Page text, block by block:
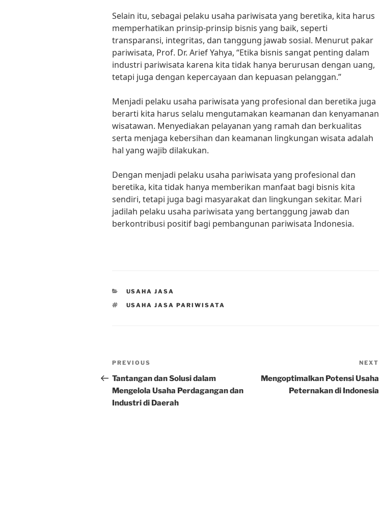
Selain itu, sebagai pelaku usaha pariwisata yang beretika, kita harus
memperhatikan prinsip-prinsip bisnis yang baik, seperti
transparansi, integritas, dan tanggung jawab sosial. Menurut pakar
pariwisata, Prof. Dr. Arief Yahya, “Etika bisnis sangat penting dalam
industri pariwisata karena kita tidak hanya berurusan dengan uang,
tetapi juga dengan kepercayaan dan kepuasan pelanggan.”
Menjadi pelaku usaha pariwisata yang profesional dan beretika juga
berarti kita harus selalu mengutamakan keamanan dan kenyamanan
wisatawan. Menyediakan pelayanan yang ramah dan berkualitas
serta menjaga kebersihan dan keamanan lingkungan wisata adalah
hal yang wajib dilakukan.
Dengan menjadi pelaku usaha pariwisata yang profesional dan
beretika, kita tidak hanya memberikan manfaat bagi bisnis kita
sendiri, tetapi juga bagi masyarakat dan lingkungan sekitar. Mari
jadilah pelaku usaha pariwisata yang bertanggung jawab dan
berkontribusi positif bagi pembangunan pariwisata Indonesia.
CATEGORIES
USAHA JASA
TAGS
USAHA JASA PARIWISATA
Post
navigation
Previous
Post
PREVIOUS
Tantangan dan Solusi dalam
Mengelola Usaha Perdagangan dan
Industri di Daerah
NEXT
Mengoptimalkan Potensi Usaha
Peternakan di Indonesia